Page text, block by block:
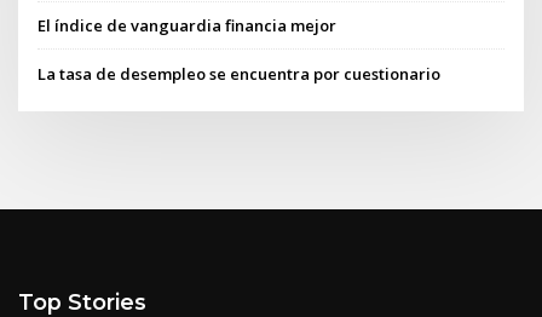
El índice de vanguardia financia mejor
La tasa de desempleo se encuentra por cuestionario
Top Stories